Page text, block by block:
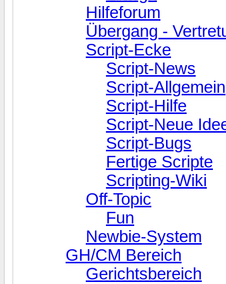
Hilfeforum
Übergang -
Script-Ecke
Script-News
Script-Allgemein
Script-Hilfe
Script-Neue
Script-Bugs
Fertige Scripte
Scripting-Wiki
Off-Topic
Fun
Newbie-System
GH/CM Bereich
Gerichtsbereich